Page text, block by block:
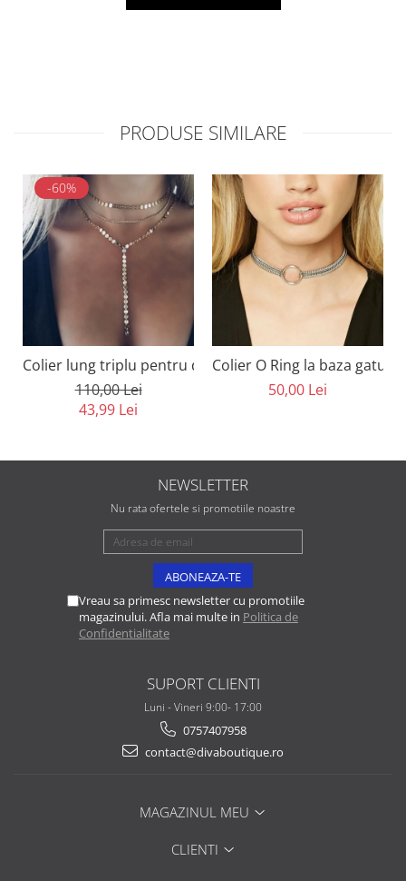
PRODUSE SIMILARE
-60%
Colier lung triplu pentru decolteu cu cristale
110,00 Lei
43,99 Lei
Colier O Ring la baza
50,00 Lei
NEWSLETTER
Nu rata ofertele si promotiile noastre
Vreau sa primesc newsletter cu promotiile
magazinului. Afla mai multe in Politica de
Confidentialitate
SUPORT CLIENTI
Luni - Vineri 9:00- 17:00
0757407958
contact@divaboutique.ro
MAGAZINUL MEU
CLIENTI